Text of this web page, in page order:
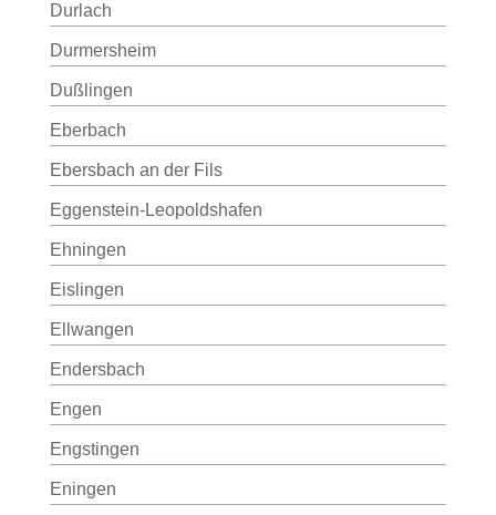
Durlach
Durmersheim
Dußlingen
Eberbach
Ebersbach an der Fils
Eggenstein-Leopoldshafen
Ehningen
Eislingen
Ellwangen
Endersbach
Engen
Engstingen
Eningen